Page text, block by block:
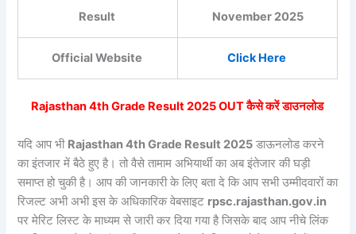
Result November 2025
Official Website Click Here
Rajasthan 4th Grade Result 2025 OUT कैसे करें डाउनलोड
यदि आप भी Rajasthan 4th Grade Result 2025 डाऊनलोड करने
का इंतजार में बैठे हुए है। तो वैसे तामाम अभियार्थी का अब इंतेजार की घड़ी
समाप्त हो चुकी है। आप की जानकारी के लिए बता दे कि आप सभी उम्मीदवारों का
रिजल्ट अभी अभी इस के अधिकारिक वेबसाइट rpsc.rajasthan.gov.in
पर मेरिट लिस्ट के माध्यम से जारी कर दिया गया है जिसके बाद आप नीचे लिंक